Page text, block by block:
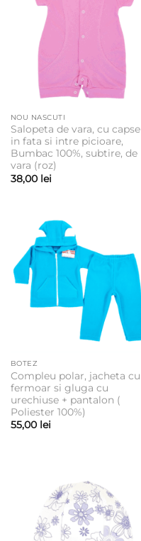
NOU NASCUTI
Salopeta de vara, cu capse
in fata si intre picioare,
Bumbac 100%, subtire, de
vara (roz)
38,00 lei
BOTEZ
Compleu polar, jacheta cu
fermoar si gluga cu
urechiuse + pantalon (
Poliester 100%)
55,00 lei